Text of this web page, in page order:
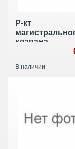
Р-кт
клапана
В наличии